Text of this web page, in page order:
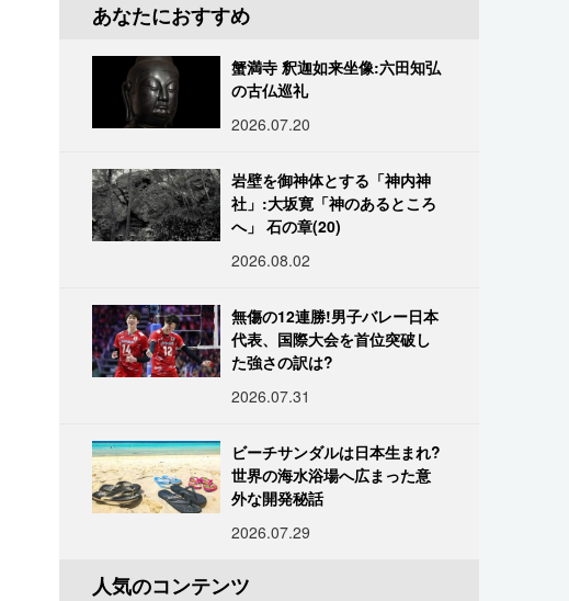
あなたにおすすめ
蟹満寺 釈迦如来坐像:六田知弘
の古仏巡礼
2026.07.20
岩壁を御神体とする「神内神
社」:大坂寛「神のあるところ
へ」 石の章(20)
2026.08.02
無傷の12連勝!男子バレー日本
代表、国際大会を首位突破し
た強さの訳は?
2026.07.31
ビーチサンダルは日本生まれ?
世界の海水浴場へ広まった意
外な開発秘話
2026.07.29
人気のコンテンツ